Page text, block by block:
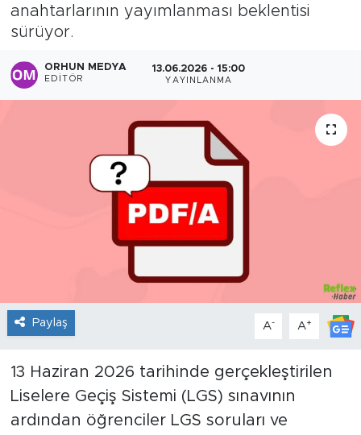
anahtarlarının yayımlanması beklentisi
sürüyor.
ORHUN MEDYA
EDITÖR
13.06.2026 - 15:00
YAYINLANMA
Paylaş A- A+
13 Haziran 2026 tarihinde gerçekleştirilen
Liselere Geçiş Sistemi (LGS) sınavının
ardından öğrenciler LGS soruları ve
Sağlık Turizmi
Sanat
Spor
Haber Arşivi